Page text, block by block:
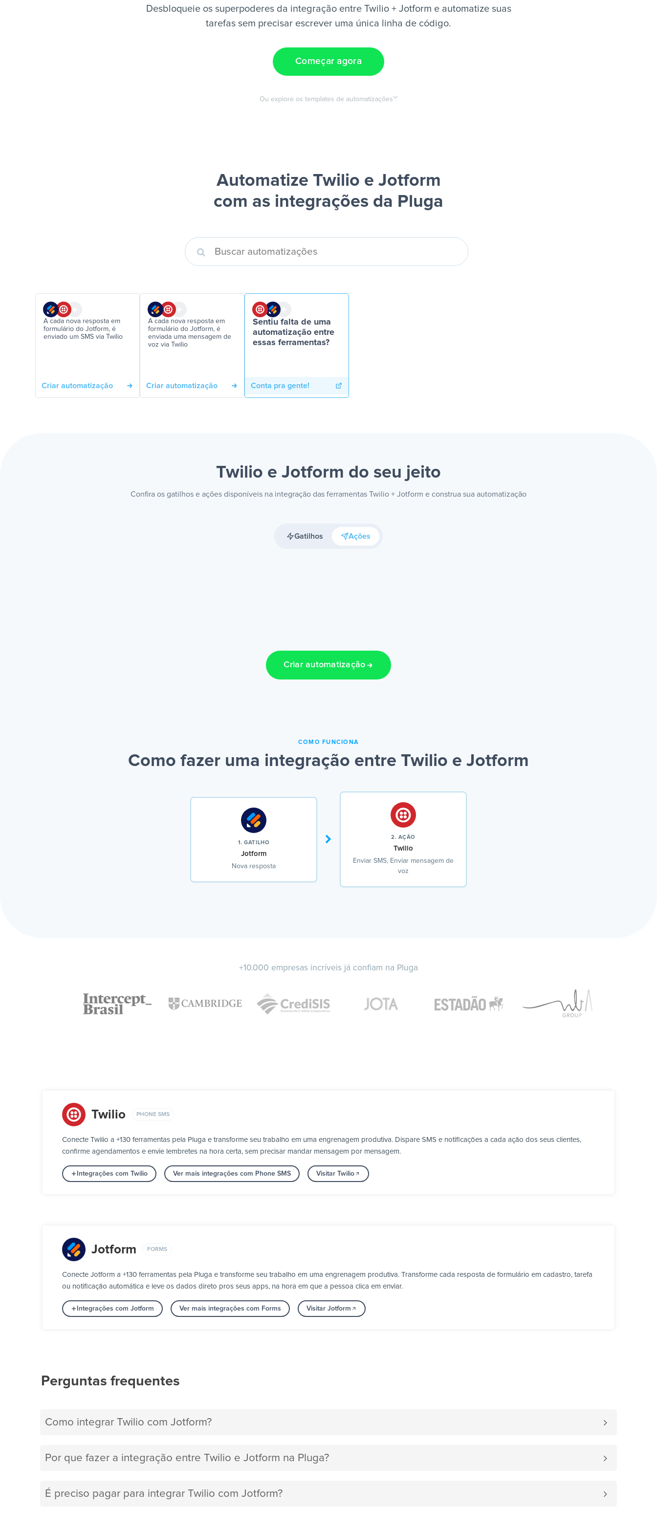
Desbloqueie os superpoderes da integração entre Twilio + Jotform e automatize suas
tarefas sem precisar escrever uma única linha de código.
Começar agora
Ou explore os templates de automatizações
Automatize Twilio e Jotform
com as integrações da Pluga
A cada nova resposta em
formulário do Jotform, é
enviado um SMS via Twilio
Criar automatização
A cada nova resposta em
formulário do Jotform, é
enviada uma mensagem de
voz via Twilio
Criar automatização
Sentiu falta de uma
automatização entre
essas ferramentas?
Conta pra gente!
Twilio e Jotform do seu jeito
Confira os gatilhos e ações disponíveis na integração das ferramentas Twilio + Jotform e construa sua automatização
Gatilhos Ações
Criar automatização
COMO FUNCIONA
Como fazer uma integração entre Twilio e Jotform
1. GATILHO
Jotform
Nova resposta
2. AÇÃO
Twilio
Enviar SMS, Enviar mensagem de
voz
+10.000 empresas incríveis já confiam na Pluga
Twilio PHONE SMS
Conecte Twilio a +130 ferramentas pela Pluga e transforme seu trabalho em uma engrenagem produtiva. Dispare SMS e notificações a cada ação dos seus clientes,
confirme agendamentos e envie lembretes na hora certa, sem precisar mandar mensagem por mensagem.
Integrações com Twilio Ver mais integrações com Phone SMS Visitar Twilio
Jotform FORMS
Conecte Jotform a +130 ferramentas pela Pluga e transforme seu trabalho em uma engrenagem produtiva. Transforme cada resposta de formulário em cadastro, tarefa
ou notificação automática e leve os dados direto pros seus apps, na hora em que a pessoa clica em enviar.
Integrações com Jotform Ver mais integrações com Forms Visitar Jotform
Perguntas frequentes
Como integrar Twilio com Jotform?
Por que fazer a integração entre Twilio e Jotform na Pluga?
É preciso pagar para integrar Twilio com Jotform?